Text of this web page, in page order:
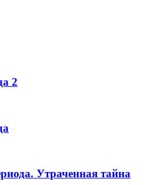
2
Утраченная тайна